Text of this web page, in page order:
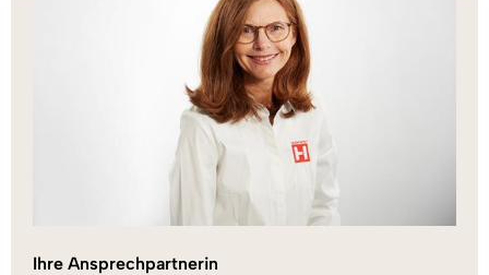
Ihre Ansprechpartnerin